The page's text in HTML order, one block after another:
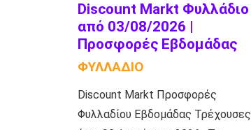
Discount Markt Φυλλάδιο
από 03/08/2026 |
Προσφορές Εβδομάδας
ΦΥΛΛΑΔΙΟ
Discount Markt Προσφορές
Φυλλαδίου Εβδομάδας Τρέχουσες